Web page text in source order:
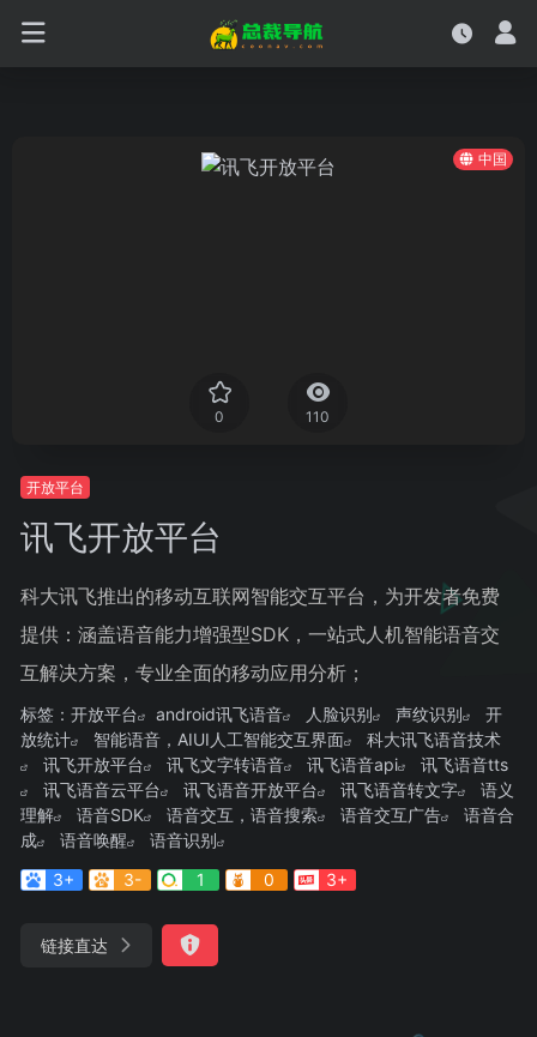
中国
0 110
开放平台
讯飞开放平台
科大讯飞推出的移动互联网智能交互平台，为开发者免费
提供：涵盖语音能力增强型SDK，一站式人机智能语音交
互解决方案，专业全面的移动应用分析；
标签： 开放平台 android讯飞语音 人脸识别 声纹识别
开
放统计
智能语音，AIUI人工智能交互界面
科大讯飞语音技术
讯飞开放平台
讯飞文字转语音 讯飞语音api
讯飞语音tts
讯飞语音云平台
讯飞语音开放平台 讯飞语音转文字
语义
理解
语音SDK 语音交互，语音搜索 语音交互广告
语音合
成
语音唤醒
语音识别
3+
3- 1 0 3+
链接直达